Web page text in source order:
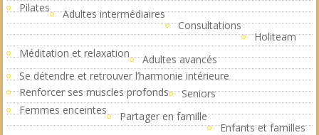
Pilates
Adultes intermédiaires
Consultations
Holiteam
Méditation et relaxation
Adultes avancés
Se détendre et retrouver l’harmonie intérieure
Renforcer ses muscles profonds
Seniors
Femmes enceintes
Partager en famille
Enfants et familles